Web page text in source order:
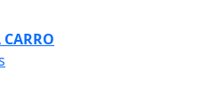
CARRO